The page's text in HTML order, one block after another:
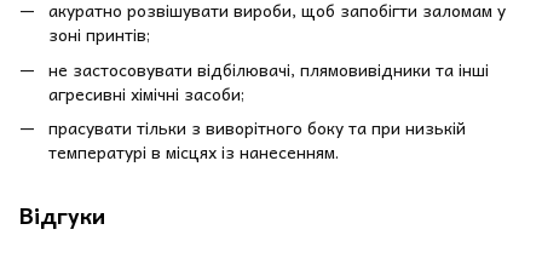
акуратно розвішувати вироби, щоб запобігти заломам у
зоні принтів;
не застосовувати відбілювачі, плямовивідники та інші
агресивні хімічні засоби;
прасувати тільки з виворітного боку та при низькій
температурі в місцях із нанесенням.
Відгуки